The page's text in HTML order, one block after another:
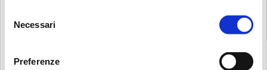
delNecessari
Preferenze